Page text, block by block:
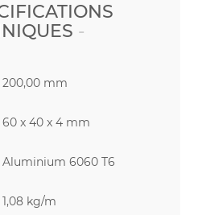
200,00 mm
60 x 40 x 4 mm
Aluminium 6060 T6
1,08 kg/m